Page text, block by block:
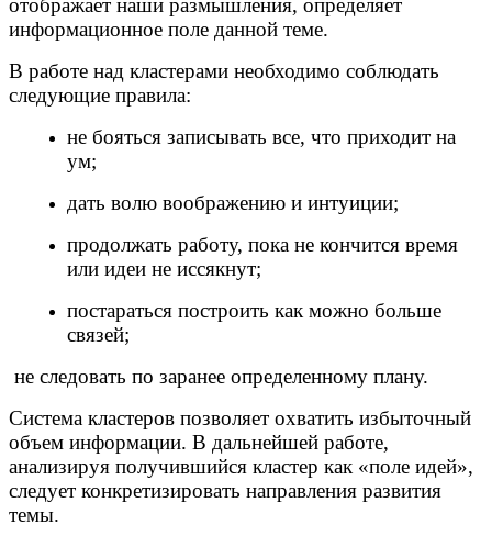
отображает наши размышления, определяет
информационное поле данной теме.
В работе над кластерами необходимо соблюдать
следующие правила:
не бояться записывать все, что приходит на
ум;
дать волю воображению и интуиции;
продолжать работу, пока не кончится время
или идеи не иссякнут;
постараться построить как можно больше
связей;
не следовать по заранее определенному плану.
Система кластеров позволяет охватить избыточный
объем информации. В дальнейшей работе,
анализируя получившийся кластер как «поле идей»,
следует конкретизировать направления развития
темы.